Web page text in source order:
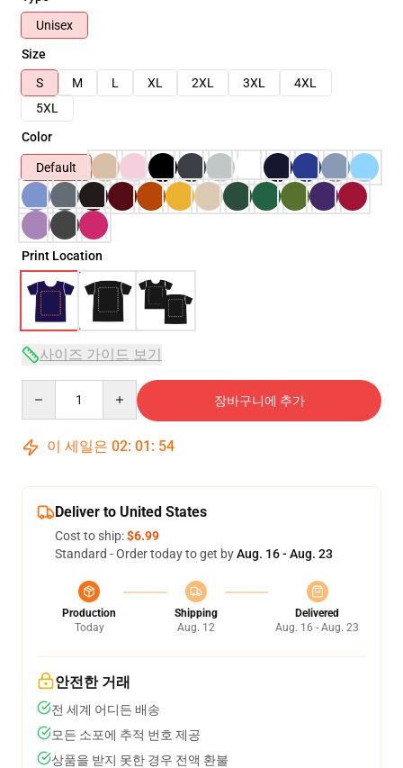
Unisex
Size
S
M L XL 2XL 3XL
4XL
5XL
Color
Default
Print Location
사이즈 가이드 보기
장바구니에 추가
이 세일은 02: 01 : 53
Deliver to United States
Cost to ship:$6.99
Standard - Order today to get byAug. 16 - Aug. 23
Production
Today
Shipping
Aug. 12
Delivered
Aug. 16 - Aug. 23
안전한 거래
전 세계 어디든 배송
모든 소포에 추적 번호 제공
상품을 받지 못한 경우 전액 환불